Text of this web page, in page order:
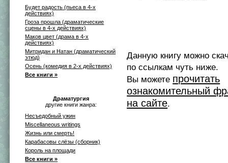
Будет радость (пьеса в 4-х
действиях)
Гроза прошла (драматические
сцены в 4-х действиях)
Маков цвет (драма в 4-х
действиях)
Митридан и Натан (драматический
этюд)
Осень (комедия в 2-х действиях)
Все книги »
Драматургия
другие книги жанра:
Несъедобный ужин
Miscellaneous writings
Жизнь или смерть!
Карабасовы слёзы (сборник)
Король на площади
Все книги »
Данную книгу можно
по ссылкам чуть ниже.
Вы можете прочитать
ознакомительный
на сайте.